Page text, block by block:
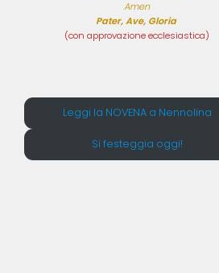
Pater, Ave, Gloria
(con approvazione ecclesiastica)
Leggi la NOVENA a Nennolina
Si festeggia oggi!